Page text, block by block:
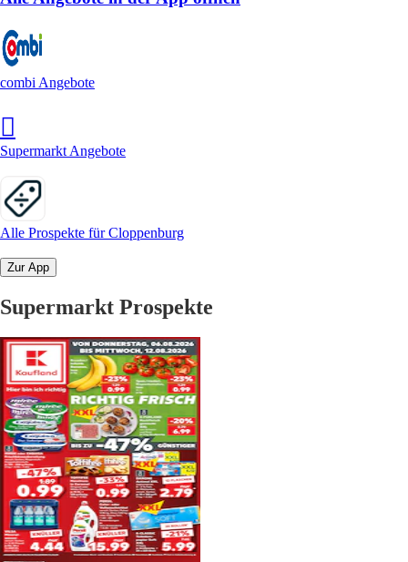
combi Angebote
Supermarkt Angebote
Alle Prospekte für Cloppenburg
Zur App
Supermarkt Prospekte